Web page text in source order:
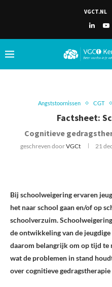
VGCT.NL
Angststoornissen CGT
Factsheet:
Cognitieve
geschreven doorVGCt 21
Bij schoolweigering ervaren
het naar school gaan en/of op
schoolverzuim.
de ontwikkeling van de
daarom belangrijk om op tijd te
wat de problemen in stand
over cognitieve